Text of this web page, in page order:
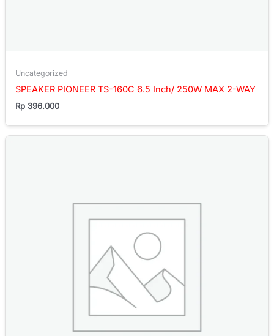
Uncategorized
SPEAKER PIONEER TS-160C 6.5 Inch/ 250W MAX 2-WAY
Rp 396.000